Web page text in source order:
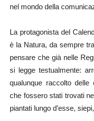
nel mondo della
La protagonista del
è la Natura, da sempre
pensare che già nelle
si legge testualmente:
qualunque raccolto
che fossero stati trovati
piantati lungo d’esse,